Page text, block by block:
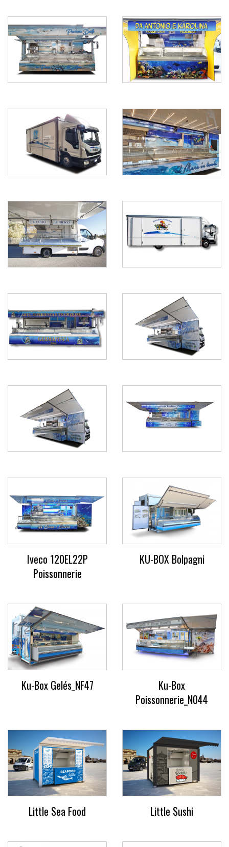
Iveco 120EL22P
Poissonnerie
KU-BOX Bolpagni
Ku-Box Gelés_NF47
Ku-Box
Poissonnerie_N044
Little Sea Food Little Sushi